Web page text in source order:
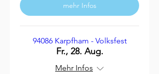
mehr Infos
94086 Karpfham - Volksfest
Fr., 28. Aug.
Mehr Infos